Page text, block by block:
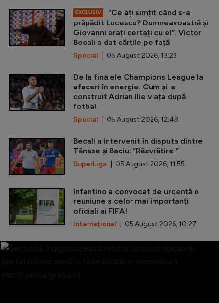
EXCLUSIV
”Ce ați simțit când s-a
prăpădit Lucescu? Dumneavoastră și
Giovanni erați certați cu el”. Victor
Becali a dat cărțile pe față
Special | 05 August 2026, 13:23
De la finalele Champions League la
afaceri în energie. Cum și-a
construit Adrian Ilie viața după
fotbal
Special | 05 August 2026, 12:48
Becali a intervenit în disputa dintre
Tănase și Baciu: ”Răzvrătire!”
SuperLiga | 05 August 2026, 11:55
Infantino a convocat de urgență o
reuniune a celor mai importanți
oficiali ai FIFA!
Internațional | 05 August 2026, 10:27